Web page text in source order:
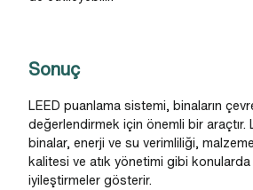
Sonuç
LEED puanlama sistemi, binaların
değerlendirmek için önemli bir araçtır.
binalar, enerji ve su verimliliği,
kalitesi ve atık yönetimi gibi
iyileştirmeler gösterir.